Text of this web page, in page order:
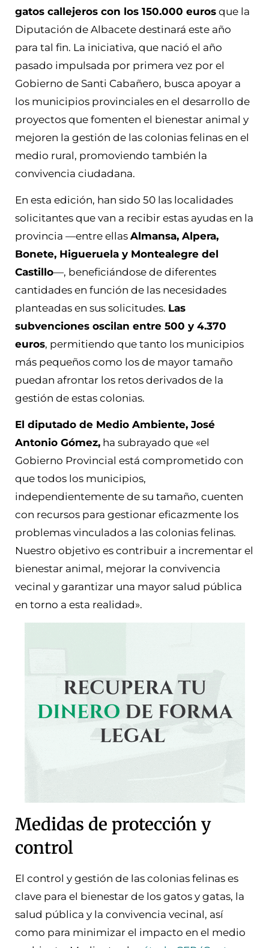
gatos callejeros con los 150.000 euros que la
Diputación de Albacete destinará este año
para tal fin. La iniciativa, que nació el año
pasado impulsada por primera vez por el
Gobierno de Santi Cabañero, busca apoyar a
los municipios provinciales en el desarrollo de
proyectos que fomenten el bienestar animal y
mejoren la gestión de las colonias felinas en el
medio rural, promoviendo también la
convivencia ciudadana.
En esta edición, han sido 50 las localidades
solicitantes que van a recibir estas ayudas en la
provincia —entre ellas Almansa, Alpera,
Bonete, Higueruela y Montealegre del
Castillo—, beneficiándose de diferentes
cantidades en función de las necesidades
planteadas en sus solicitudes. Las
subvenciones oscilan entre 500 y 4.370
euros, permitiendo que tanto los municipios
más pequeños como los de mayor tamaño
puedan afrontar los retos derivados de la
gestión de estas colonias.
El diputado de Medio Ambiente, José
Antonio Gómez, ha subrayado que «el
Gobierno Provincial está comprometido con
que todos los municipios,
independientemente de su tamaño, cuenten
con recursos para gestionar eficazmente los
problemas vinculados a las colonias felinas.
Nuestro objetivo es contribuir a incrementar el
bienestar animal, mejorar la convivencia
vecinal y garantizar una mayor salud pública
en torno a esta realidad».
Medidas de protección y
control
El control y gestión de las colonias felinas es
clave para el bienestar de los gatos y gatas, la
salud pública y la convivencia vecinal, así
como para minimizar el impacto en el medio